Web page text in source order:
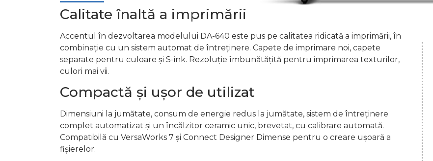
Calitate înaltă a imprimării
Accentul în dezvoltarea modelului DA-640 este pus pe calitatea ridicată a imprimării, în
combinație cu un sistem automat de întreținere. Capete de imprimare noi, capete
separate pentru culoare și S-ink. Rezoluție îmbunătățită pentru imprimarea texturilor,
culori mai vii.
Compactă și ușor de utilizat
Dimensiuni la jumătate, consum de energie redus la jumătate, sistem de întreținere
complet automatizat și un încălzitor ceramic unic, brevetat, cu calibrare automată.
Compatibilă cu VersaWorks 7 și Connect Designer Dimense pentru o creare ușoară a
fișierelor.